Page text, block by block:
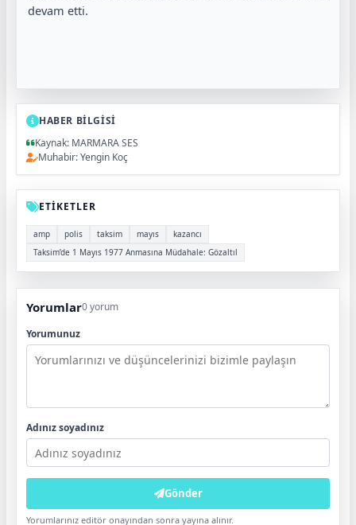
devam etti.
HABER BİLGİSİ
Kaynak: MARMARA SES
Muhabir: Yengin Koç
ETİKETLER
amp polis taksim mayıs
kazancı
Taksim’de 1 Mayıs 1977 Anmasına Müdahale: Gözaltıl
Yorumlar0 yorum
Yorumunuz
Adınız soyadınız
Gönder
Yorumlarınız editör onayından sonra yayına alınır.